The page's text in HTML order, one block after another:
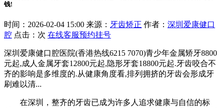
钱!
时间：2026-02-04 15:00 来源： 牙齿矫正 作者： 深圳爱康健口
腔 点击： 次 在线客服预约挂号
深圳爱康健口腔医院(香港热线6215 7070)青少年金属矫牙8800
元起,成人金属牙套12800元起,隐形牙套18800元起.牙齿咬合不
齐的影响是多维度的.从健康角度看,排列拥挤的牙齿会形成牙
刷难以清...
在深圳，整齐的牙齿已成为许多人追求健康与自信的标